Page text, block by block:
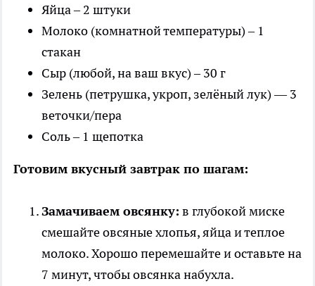
Яйца – 2 штуки
Молоко (комнатной температуры) – 1
стакан
Сыр (любой, на ваш вкус) – 30 г
Зелень (петрушка, укроп, зелёный лук) — 3
веточки/пера
Соль – 1 щепотка
Готовим вкусный завтрак по шагам:
Замачиваем овсянку: в глубокой миске
смешайте овсяные хлопья, яйца и теплое
молоко. Хорошо перемешайте и оставьте на
7 минут, чтобы овсянка набухла.